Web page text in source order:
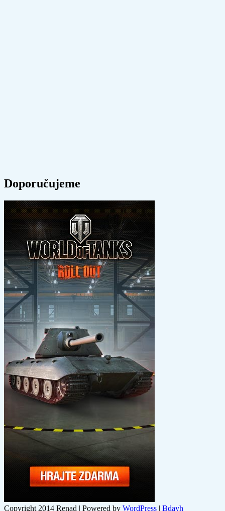
Doporučujeme
Copyright 2014 Renad | Powered by WordPress | Bdayh